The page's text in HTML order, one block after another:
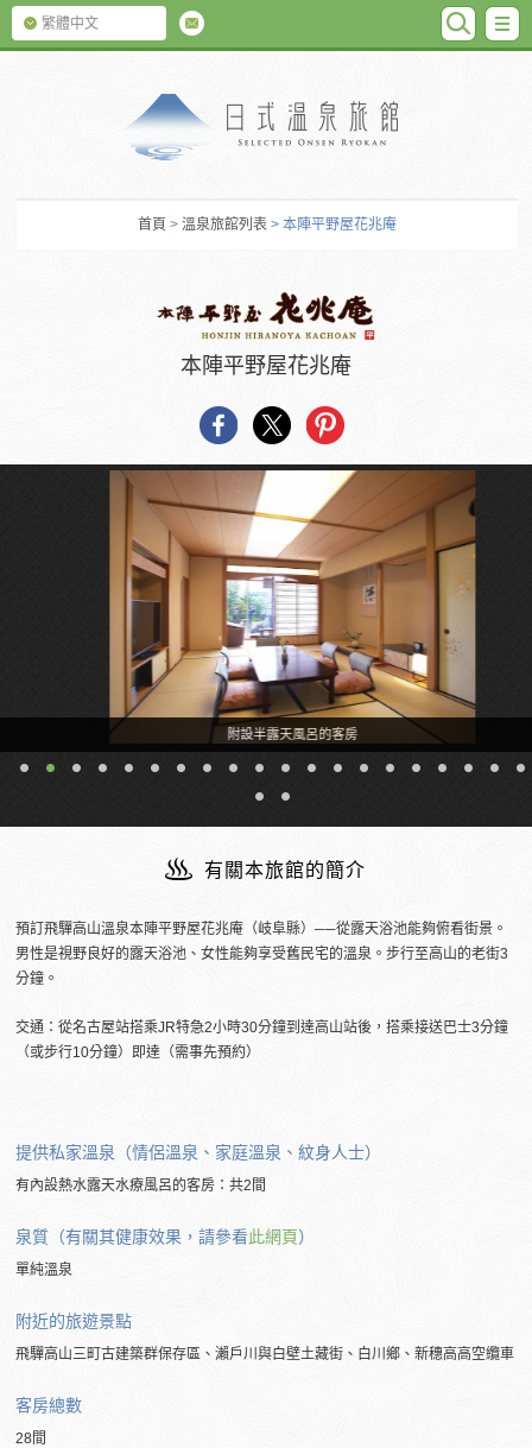
繁體中文
首頁 > 溫泉旅館列表 > 本陣平野屋花兆庵
本陣平野屋花兆庵
附設半露天風呂的客房
有關本旅館的簡介
預訂飛驒高山溫泉本陣平野屋花兆庵（岐阜縣）──從露天浴池能夠俯看街景。
男性是視野良好的露天浴池、女性能夠享受舊民宅的溫泉。步行至高山的老街3
分鐘。
交通：從名古屋站搭乘JR特急2小時30分鐘到達高山站後，搭乘接送巴士3分鐘
（或步行10分鐘）即達（需事先預約）
提供私家溫泉（情侶溫泉、家庭溫泉、紋身人士）
有內設熱水露天水療風呂的客房：共2間
泉質（有關其健康效果，請參看此網頁）
單純溫泉
附近的旅遊景點
飛驒高山三町古建築群保存區、瀨戶川與白壁土藏街、白川鄉、新穗高高空纜車
客房總數
28間